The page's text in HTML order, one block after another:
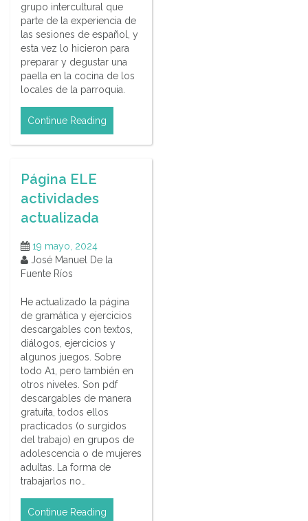
grupo intercultural que
parte de la experiencia de
las sesiones de español, y
esta vez lo hicieron para
preparar y degustar una
paella en la cocina de los
locales de la parroquia.
Continue Reading
Página ELE
actividades
actualizada
19 mayo, 2024
José Manuel De la
Fuente Ríos
He actualizado la página
de gramática y ejercicios
descargables con textos,
diálogos, ejercicios y
algunos juegos. Sobre
todo A1, pero también en
otros niveles. Son pdf
descargables de manera
gratuita, todos ellos
practicados (o surgidos
del trabajo) en grupos de
adolescencia o de mujeres
adultas. La forma de
trabajarlos no…
Continue Reading